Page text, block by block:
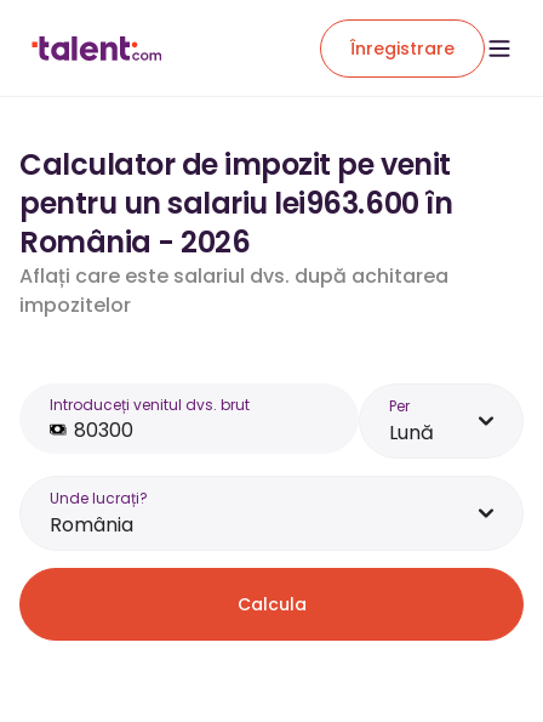
Înregistrare
Calculator de impozit pe venit
pentru un salariu lei963.600 în
România - 2026
Aflați care este salariul dvs. după achitarea
impozitelor
Introduceți venitul dvs. brut Per
Lună
Unde lucrați?
România
Calcula